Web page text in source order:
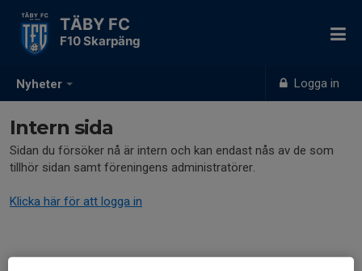
Nyheter Logga in
TÄBY FC
F10 Skarpäng
Intern sida
Sidan du försöker nå är intern och kan endast nås av de som
tillhör sidan samt föreningens administratörer.
Klicka här för att logga in